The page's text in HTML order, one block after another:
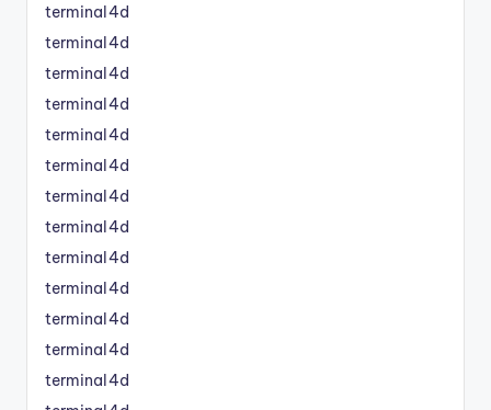
terminal4d
terminal4d
terminal4d
terminal4d
terminal4d
terminal4d
terminal4d
terminal4d
terminal4d
terminal4d
terminal4d
terminal4d
terminal4d